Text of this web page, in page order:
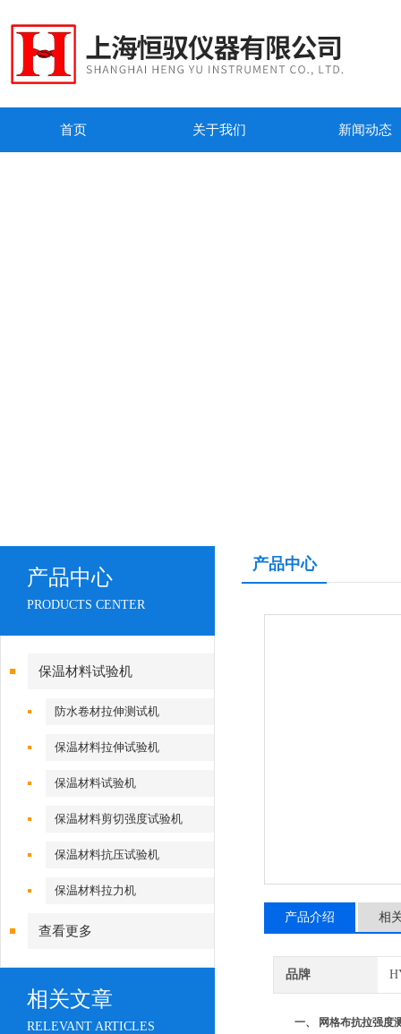
首页 关于我们 新闻动态
产品中心
PRODUCTS CENTER
保温材料试验机
防水卷材拉伸测试机
保温材料拉伸试验机
保温材料试验机
保温材料剪切强度试验机
保温材料抗压试验机
保温材料拉力机
查看更多
相关文章
RELEVANT ARTICLES
产品中心
产品介绍 相
品牌
一、 网格布抗拉强度